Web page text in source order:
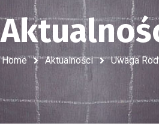
Home Aktualności Uwaga